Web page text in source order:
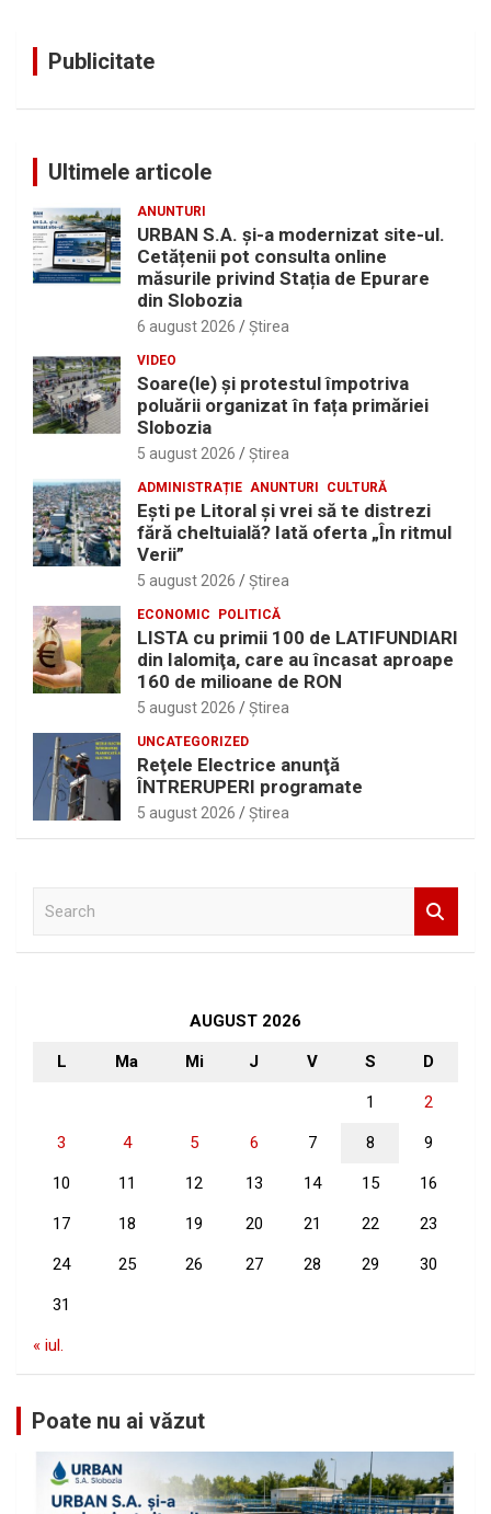
Publicitate
Ultimele articole
ANUNTURI
URBAN S.A. și-a modernizat site-ul.
Cetățenii pot consulta online
măsurile privind Stația de Epurare
din Slobozia
6 august 2026 Ştirea
VIDEO
Soare(le) și protestul împotriva
poluării organizat în fața primăriei
Slobozia
5 august 2026 Ştirea
ADMINISTRAȚIE ANUNTURI CULTURĂ
Eşti pe Litoral şi vrei să te distrezi
fără cheltuială? Iată oferta „În ritmul
Verii”
5 august 2026 Ştirea
ECONOMIC POLITICĂ
LISTA cu primii 100 de LATIFUNDIARI
din Ialomiţa, care au încasat aproape
160 de milioane de RON
5 august 2026 Ştirea
UNCATEGORIZED
Reţele Electrice anunţă
ÎNTRERUPERI programate
5 august 2026 Ştirea
AUGUST 2026
L Ma Mi J V S D
1 2
3 4 5 6 7 8 9
10 11 12 13 14 15 16
17 18 19 20 21 22 23
24 25 26 27 28 29 30
31
« iul.
Poate nu ai văzut